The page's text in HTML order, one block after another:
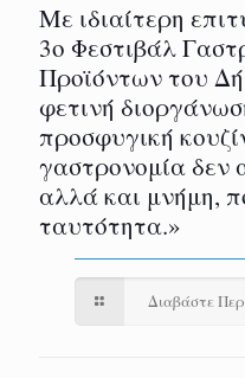
Με ιδιαίτερη
3ο Φεστιβάλ
Προϊόντων του
φετινή
προσφυγική
γαστρονομία δεν
αλλά και μνήμη,
ταυτότητα.»
Διαβάστε